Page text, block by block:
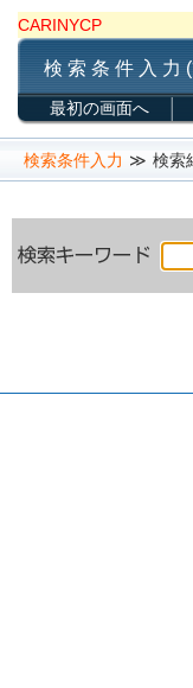
CARINYCP
検 索 条 件 入 力
最初の画面へ
検索条件入力 ≫ 検索